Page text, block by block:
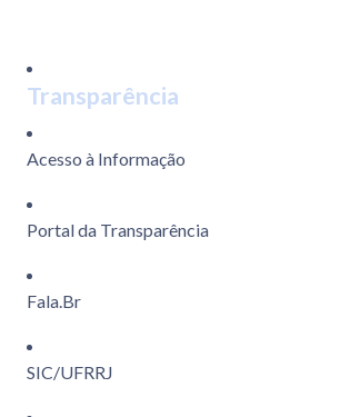
Transparência
Acesso à Informação
Portal da Transparência
Fala.Br
SIC/UFRRJ